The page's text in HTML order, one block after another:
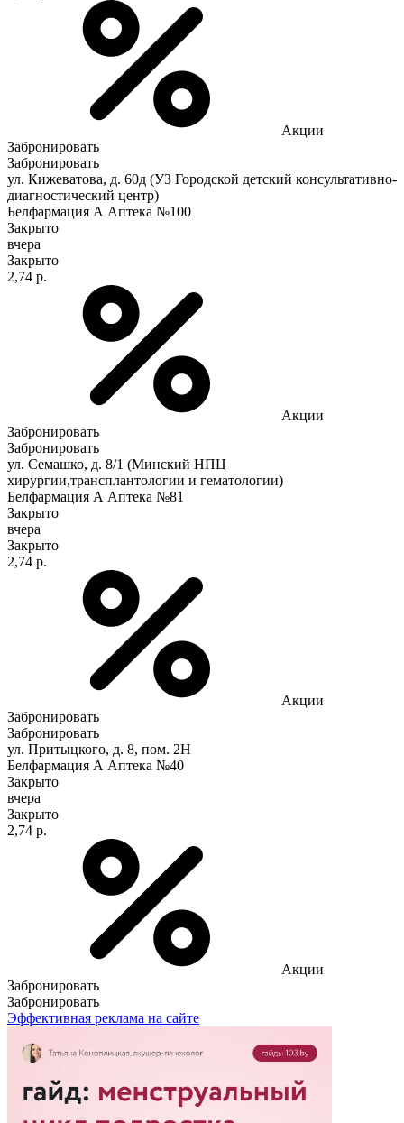
Акции
Забронировать
Забронировать
ул. Кижеватова, д. 60д (УЗ Городской детский консультативно-
диагностический центр)
Белфармация А Аптека №100
Закрыто
вчера
Закрыто
2,74 р.
Акции
Забронировать
Забронировать
ул. Семашко, д. 8/1 (Минский НПЦ
хирургии,трансплантологии и гематологии)
Белфармация А Аптека №81
Закрыто
вчера
Закрыто
2,74 р.
Акции
Забронировать
Забронировать
ул. Притыцкого, д. 8, пом. 2Н
Белфармация А Аптека №40
Закрыто
вчера
Закрыто
2,74 р.
Акции
Забронировать
Забронировать
Эффективная реклама на сайте